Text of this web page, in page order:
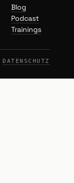
Blog
Podcast
Trainings
DATENSCHUTZ